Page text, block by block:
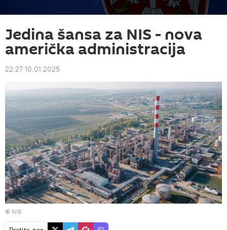
Jedina šansa za NIS - nova
američka administracija
22:27 10.01.2025
© NIS